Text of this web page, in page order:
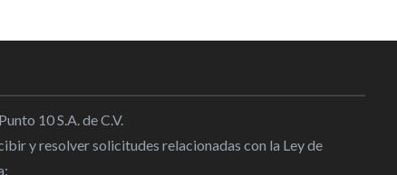
refrenda compromiso con
su entrenador van por el
de Deportes 2024
10 S.A. de C.V.
y resolver solicitudes relacionadas con la Ley de